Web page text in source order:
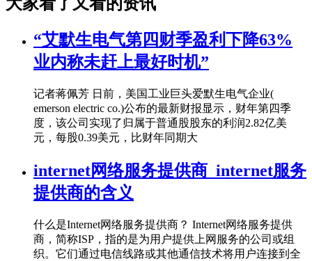
“艾默生电气第四财季盈利下降63%
业内称未赶上最好时机”
记者蒋佩芳 日前，美国工业巨头爱默生电气企业(
emerson electric co.)公布的最新财报显示，财年第四季
度，该公司实现了归属于普通股股东的利润2.82亿美
元，每股0.39美元，比财年同期大
internet网络服务提供商_internet服务
提供商的含义
什么是Internet网络服务提供商？ Internet网络服务提供
商，简称ISP，指的是为用户提供上网服务的公司或组
织。它们通过电信线路或其他通信技术将用户连接到全